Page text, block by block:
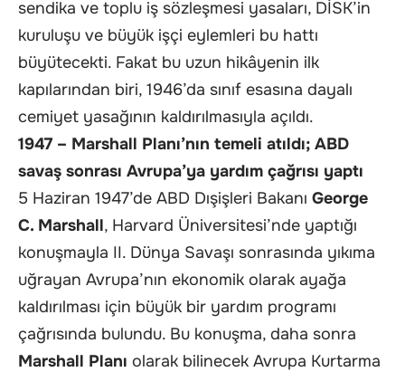
sendika ve toplu iş sözleşmesi yasaları, DİSK’in
kuruluşu ve büyük işçi eylemleri bu hattı
büyütecekti. Fakat bu uzun hikâyenin ilk
kapılarından biri, 1946’da sınıf esasına dayalı
cemiyet yasağının kaldırılmasıyla açıldı.
1947 – Marshall Planı’nın temeli atıldı; ABD
savaş sonrası Avrupa’ya yardım çağrısı yaptı
5 Haziran 1947’de ABD Dışişleri Bakanı George
C. Marshall, Harvard Üniversitesi’nde yaptığı
konuşmayla II. Dünya Savaşı sonrasında yıkıma
uğrayan Avrupa’nın ekonomik olarak ayağa
kaldırılması için büyük bir yardım programı
çağrısında bulundu. Bu konuşma, daha sonra
Marshall Planı olarak bilinecek Avrupa Kurtarma